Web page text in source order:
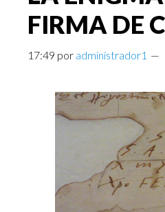
FIRMA DE
17:49 por administrador1